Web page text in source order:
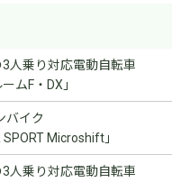
人乗り対応電動自転車
ムF・DX」
バイク
SPORT Microshift」
人乗り対応電動自転車